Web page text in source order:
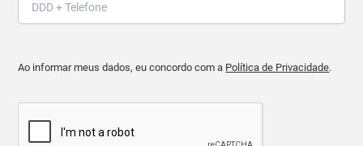
Ao informar meus dados, eu concordo com a Política de Privacidade.